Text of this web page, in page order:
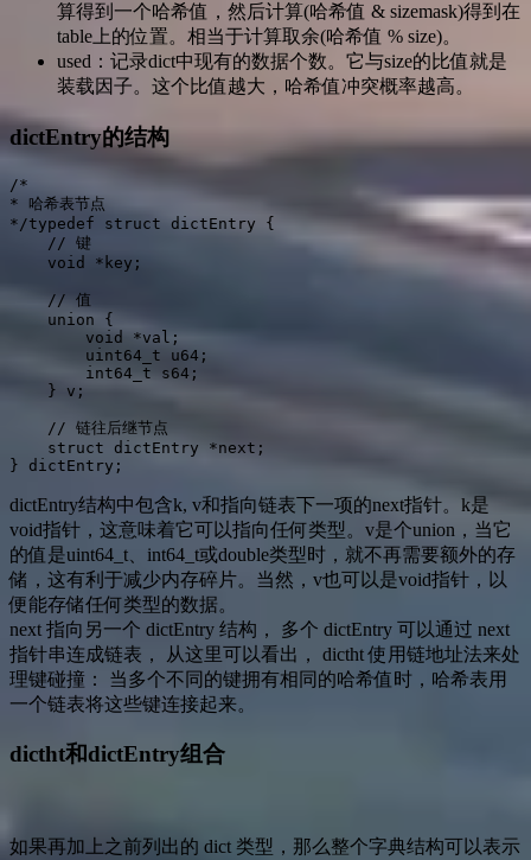
算得到一个哈希值，然后计算(哈希值 & sizemask)得到在
table上的位置。相当于计算取余(哈希值 % size)。
used：记录dict中现有的数据个数。它与size的比值就是
装载因子。这个比值越大，哈希值冲突概率越高。
dictEntry的结构
/*
* 哈希表节点
*/typedef struct dictEntry {
    // 键
    void *key;
    // 值
    union {
        void *val;
        uint64_t u64;
        int64_t s64;
    } v;
    // 链往后继节点
    struct dictEntry *next;
} dictEntry;
dictEntry结构中包含k, v和指向链表下一项的next指针。k是
void指针，这意味着它可以指向任何类型。v是个union，当它
的值是uint64_t、int64_t或double类型时，就不再需要额外的存
储，这有利于减少内存碎片。当然，v也可以是void指针，以
便能存储任何类型的数据。
next 指向另一个 dictEntry 结构， 多个 dictEntry 可以通过 next
指针串连成链表， 从这里可以看出， dictht 使用链地址法来处
理键碰撞： 当多个不同的键拥有相同的哈希值时，哈希表用
一个链表将这些键连接起来。
dictht和dictEntry组合
如果再加上之前列出的 dict 类型，那么整个字典结构可以表示